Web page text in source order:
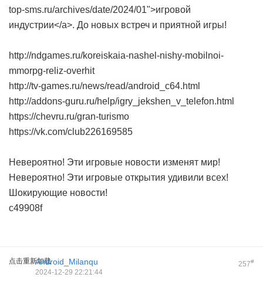
top-sms.ru/archives/date/2024/01">игровой
индустрии</a>. До новых встреч и приятной игры!
http://ndgames.ru/koreiskaia-nashel-nishy-mobilnoi-
mmorpg-reliz-overhit
http://tv-games.ru/news/read/android_c64.html
http://addons-guru.ru/help/igry_jekshen_v_telefon.html
https://chevru.ru/gran-turismo
https://vk.com/club226169585
Невероятно! Эти игровые новости изменят мир!
Невероятно! Эти игровые открытия удивили всех!
Шокирующие новости!
c49908f
点击重新加载 257#
Android_Milanqu
2024-12-29 22:21:44